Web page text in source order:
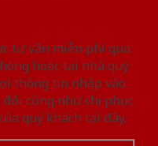
tư vấn miễn phí qua
hoặc tại nhà quý
thông tin nhập vào
cũng như chỉ phục
quý khách tại đây.